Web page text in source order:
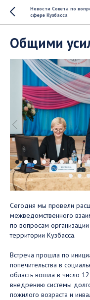
Новости Совета по
сфере Кузбасса
Общими
Сегодня мы провели
межведомственного
по вопросам
территории Кузбасса. ⠀
Встреча прошла по
попечительства в
область вошла в число
внедрению системы
пожилого возраста и